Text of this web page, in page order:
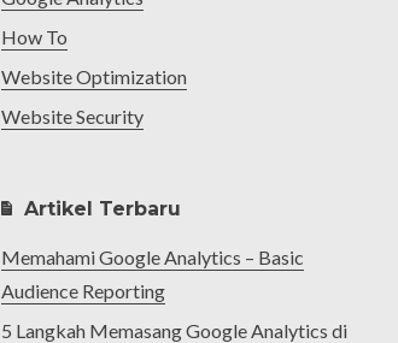
How To
Website Optimization
Website Security
Artikel Terbaru
Memahami Google Analytics – Basic
Audience Reporting
5 Langkah Memasang Google Analytics di